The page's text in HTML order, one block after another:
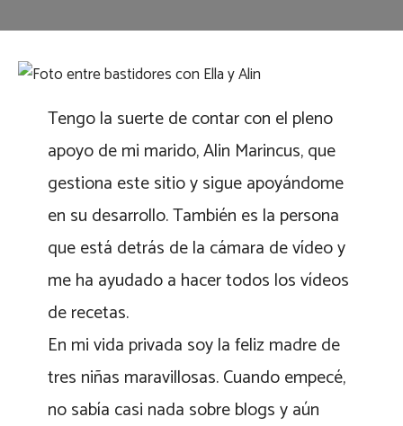
Tengo la suerte de contar con el pleno
apoyo de mi marido, Alin Marincus, que
gestiona este sitio y sigue apoyándome
en su desarrollo. También es la persona
que está detrás de la cámara de vídeo y
me ha ayudado a hacer todos los vídeos
de recetas.
En mi vida privada soy la feliz madre de
tres niñas maravillosas. Cuando empecé,
no sabía casi nada sobre blogs y aún